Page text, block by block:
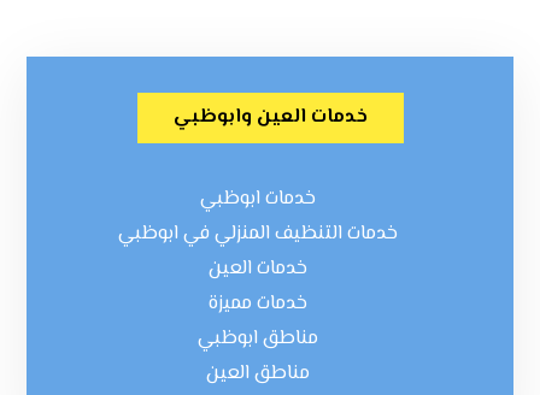
خدمات العين وابوظبي
خدمات ابوظبي
خدمات التنظيف المنزلي في ابوظبي
خدمات العين
خدمات مميزة
مناطق ابوظبي
مناطق العين